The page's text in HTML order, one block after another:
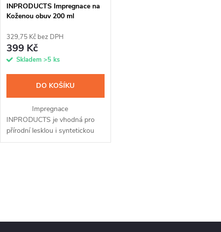
INPRODUCTS Impregnace na
Koženou obuv 200 ml
329,75 Kč bez DPH
399 Kč
Skladem >5 ks
DO KOŠÍKU
Impregnace
INPRODUCTS je vhodná pro
přírodní lesklou i syntetickou
kůži a přináší v sobě hned tři